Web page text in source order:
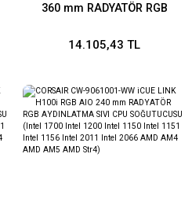
360 mm RADYATÖR RGB
SOĞUTUCUSU (Intel 1700
Intel 2066 AMD AM4 AMD
AM5 AMD Str4)
14.105,43 TL